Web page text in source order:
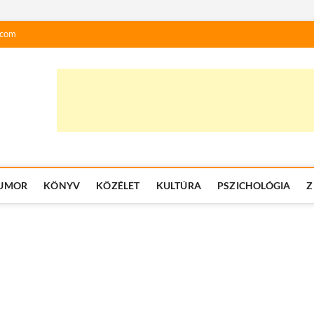
KÖNYV KÖZÉLET KULTÚRA PSZICHOLÓGIA